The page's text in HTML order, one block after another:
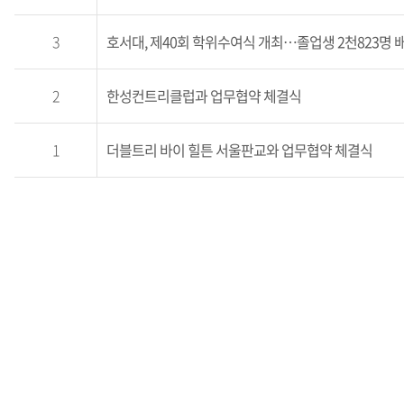
3 호서대, 제40회 학위수여식 개최…졸업생 2천823명
2 한성컨트리클럽과 업무협약 체결식
1 더블트리 바이 힐튼 서울판교와 업무협약 체결식